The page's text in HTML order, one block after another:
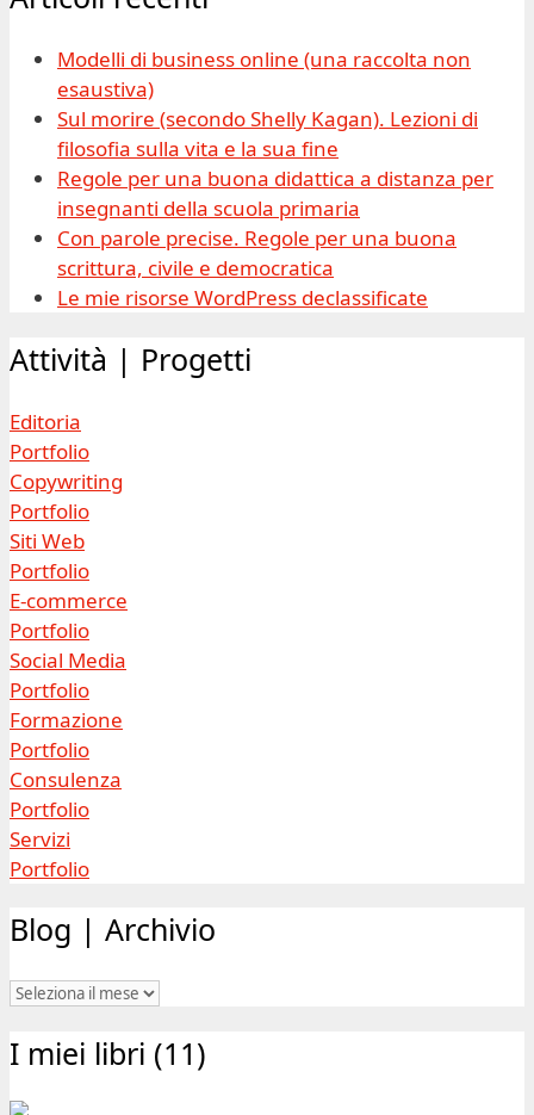
Modelli di business online (una raccolta non
esaustiva)
Sul morire (secondo Shelly Kagan). Lezioni di
filosofia sulla vita e la sua fine
Regole per una buona didattica a distanza per
insegnanti della scuola primaria
Con parole precise. Regole per una buona
scrittura, civile e democratica
Le mie risorse WordPress declassificate
Attività | Progetti
Editoria
Portfolio
Copywriting
Portfolio
Siti Web
Portfolio
E-commerce
Portfolio
Social Media
Portfolio
Formazione
Portfolio
Consulenza
Portfolio
Servizi
Portfolio
Blog | Archivio
Blog
Archivio
I miei libri (11)